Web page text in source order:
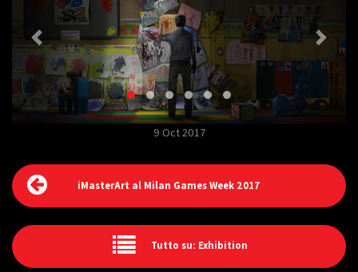
9 Oct 2017
iMasterArt al Milan Games Week 2017
Tutto su: Exhibition